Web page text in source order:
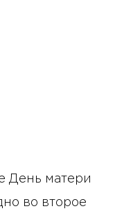
День матери
во второе